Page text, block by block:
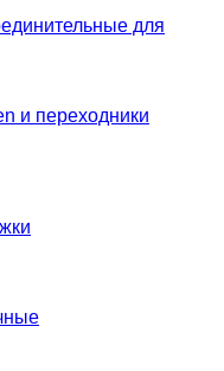
для
и переходники